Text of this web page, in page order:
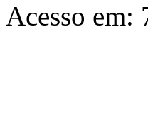
Acesso em: